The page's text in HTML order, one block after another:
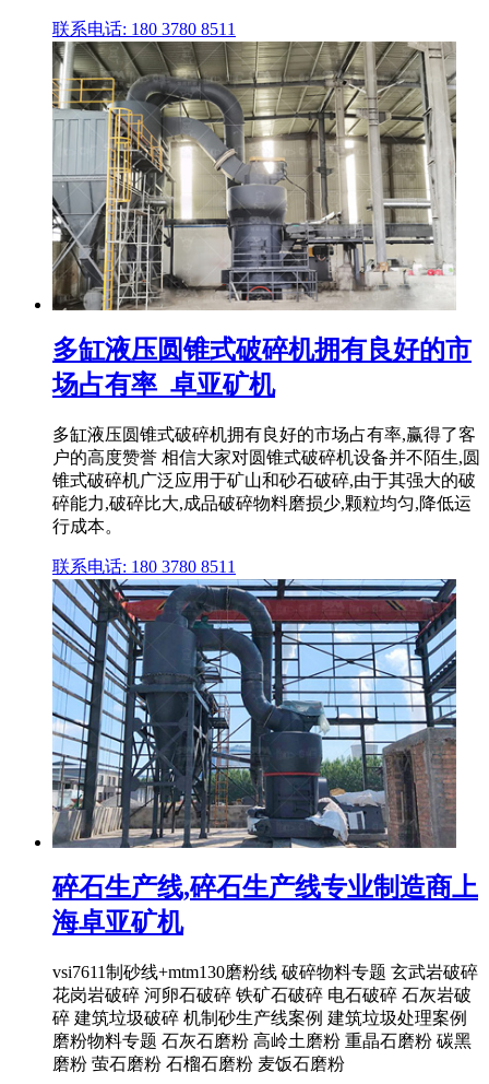
联系电话: 180 3780 8511
多缸液压圆锥式破碎机拥有良好的市
场占有率_卓亚矿机
多缸液压圆锥式破碎机拥有良好的市场占有率,赢得了客
户的高度赞誉 相信大家对圆锥式破碎机设备并不陌生,圆
锥式破碎机广泛应用于矿山和砂石破碎,由于其强大的破
碎能力,破碎比大,成品破碎物料磨损少,颗粒均匀,降低运
行成本。
联系电话: 180 3780 8511
碎石生产线,碎石生产线专业制造商上
海卓亚矿机
vsi7611制砂线+mtm130磨粉线 破碎物料专题 玄武岩破碎
花岗岩破碎 河卵石破碎 铁矿石破碎 电石破碎 石灰岩破
碎 建筑垃圾破碎 机制砂生产线案例 建筑垃圾处理案例
磨粉物料专题 石灰石磨粉 高岭土磨粉 重晶石磨粉 碳黑
磨粉 萤石磨粉 石榴石磨粉 麦饭石磨粉